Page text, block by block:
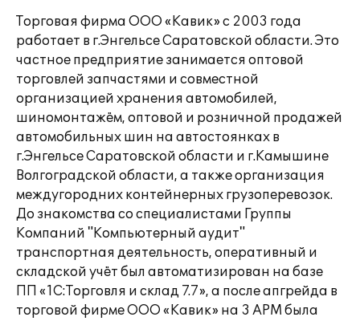
Торговая фирма ООО «Кавик» с 2003 года
работает в г.Энгельсе Саратовской области. Это
частное предприятие занимается оптовой
торговлей запчастями и совместной
организацией хранения автомобилей,
шиномонтажём, оптовой и розничной продажей
автомобильных шин на автостоянках в
г.Энгельсе Саратовской области и г.Камышине
Волгоградской области, а также организация
междугородних контейнерных грузоперевозок.
До знакомства со специалистами Группы
Компаний "Компьютерный аудит"
транспортная деятельность, оперативный и
складской учёт был автоматизирован на базе
ПП «1С:Торговля и склад 7.7», а после апгрейда в
торговой фирме ООО «Кавик» на 3 АРМ была